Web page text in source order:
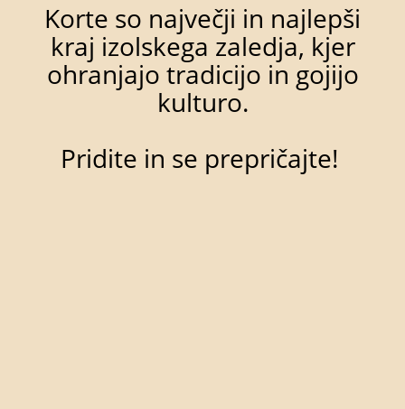
Korte so največji in najlepši
kraj izolskega zaledja, kjer
ohranjajo tradicijo in gojijo
kulturo.
Pridite in se prepričajte!